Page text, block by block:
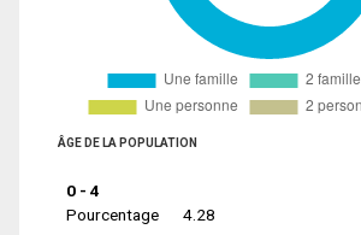
ÂGE DE LA POPULATION
0 - 4
Pourcentage
4.28